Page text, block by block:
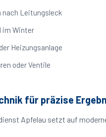
nach Leitungsleck
im Winter
Heizungsanlage
oder Ventile
für präzise
Apfelau setzt auf